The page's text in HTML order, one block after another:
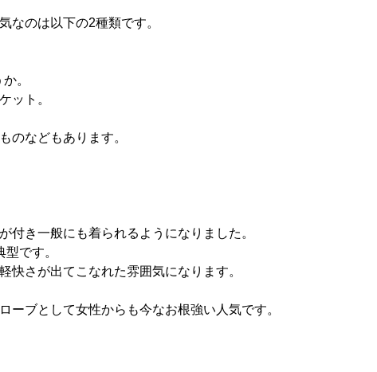
なのは以下の2種類です。
。
ット。
のなどもあります。
き一般にも着られるようになりました。
です。
快さが出てこなれた雰囲気になります。
ブとして女性からも今なお根強い人気です。